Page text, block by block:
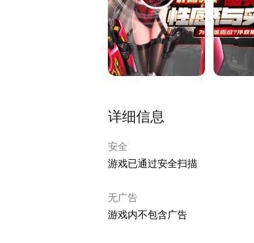
详细信息
安全
游戏已通过安全扫描
无广告
游戏内不包含广告